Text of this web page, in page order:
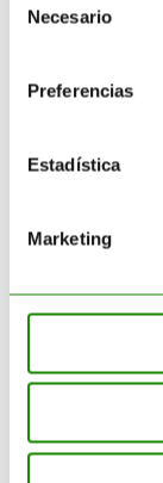
Necesario
Preferencias
Estadística
Marketing
envases
Acteco
avanzado
inversión